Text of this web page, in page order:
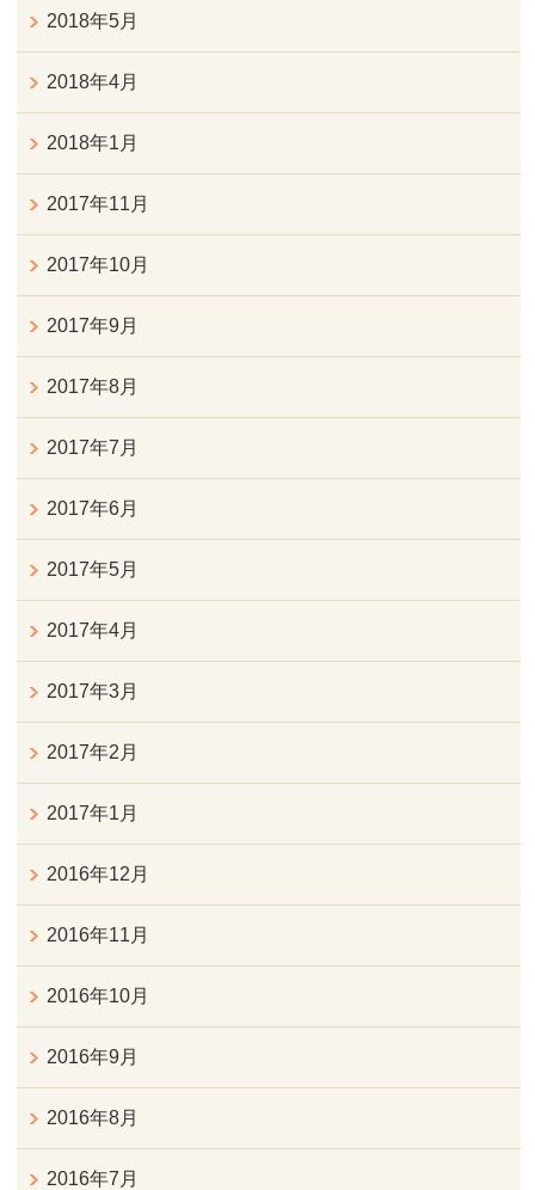
2018年5月
2018年4月
2018年1月
2017年11月
2017年10月
2017年9月
2017年8月
2017年7月
2017年6月
2017年5月
2017年4月
2017年3月
2017年2月
2017年1月
2016年12月
2016年11月
2016年10月
2016年9月
2016年8月
2016年7月